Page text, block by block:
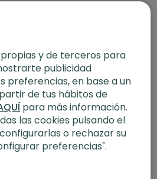
01:38:11
y de terceros para
publicidad
preferencias, en base a un
de tus hábitos de
para más información.
las cookies pulsando el
o rechazar su
preferencias".